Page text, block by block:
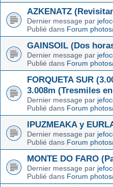
AZKENATZ
Dernier message par
Publié dans Forum
GAINSOIL (Dos
Dernier message par
Publié dans Forum
FORQUETA SUR
3.008m (Tresmiles
Dernier message par
Publié dans Forum
IPUZMEAKA y
Dernier message par
Publié dans Forum
MONTE DO FARO
Dernier message par
Publié dans Forum